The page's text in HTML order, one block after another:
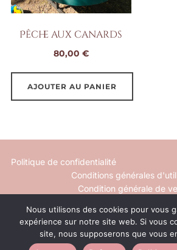
Pêche aux canards
80,00 €
AJOUTER AU PANIER
Politique de confidentialité
Conditions générales
Condition générale de
Mentions légales
Inspiro Themepar
Nous utilisons des cookies pour vous
expérience sur notre site web. Si vous
site, nous supposerons que vous